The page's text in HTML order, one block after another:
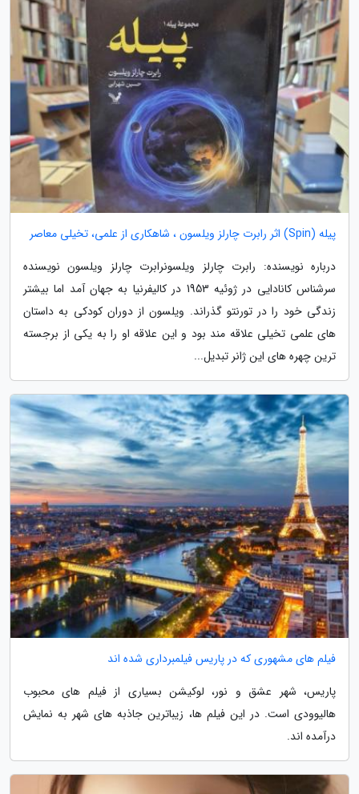
پیله (Spin) اثر رابرت چارلز ویلسون ، شاهکاری از علمی، تخیلی معاصر
درباره نویسنده: رابرت چارلز ویلسونرابرت چارلز ویلسون نویسنده
سرشناس کانادایی در ژوئیه 1953 در کالیفرنیا به جهان آمد اما بیشتر
زندگی خود را در تورنتو گذراند. ویلسون از دوران کودکی به داستان
های علمی تخیلی علاقه مند بود و این علاقه او را به یکی از برجسته
ترین چهره های این ژانر تبدیل...
فیلم های مشهوری که در پاریس فیلمبرداری شده اند
پاریس، شهر عشق و نور، لوکیشن بسیاری از فیلم های محبوب
هالیوودی است. در این فیلم ها، زیباترین جاذبه های شهر به نمایش
درآمده اند.